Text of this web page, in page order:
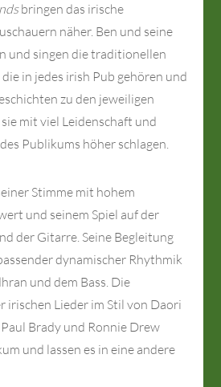
bringen das irische
näher. Ben und seine
und singen die traditionellen
in jedes irish Pub gehören und
zu den jeweiligen
sie mit viel Leidenschaft und
Publikums höher schlagen.
Stimme mit hohem
und seinem Spiel auf der
der Gitarre. Seine Begleitung
dynamischer Rhythmik
und dem Bass. Die
irischen Lieder im Stil von Daori
Brady und Ronnie Drew
und lassen es in eine andere